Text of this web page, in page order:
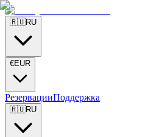
🇷🇺RU
€EUR
РезервацииПоддержка
🇷🇺RU